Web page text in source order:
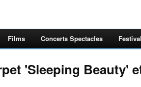
Films Concerts Spectacles
'Sleeping Beauty'